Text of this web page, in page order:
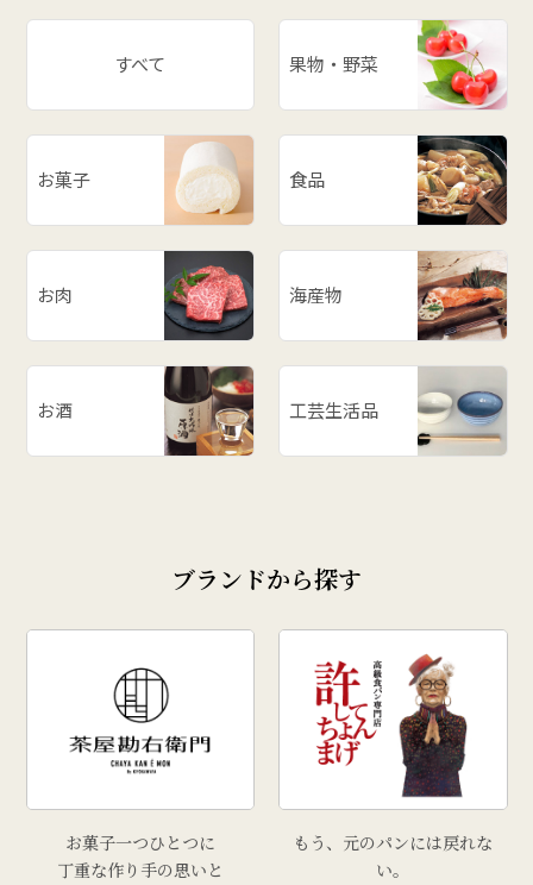
すべて 果物・野菜
お菓子 食品
お肉 海産物
お酒 工芸生活品
ブランドから探す
お菓子一つひとつに
丁重な作り手の思いと
もう、元のパンには戻れな
い。